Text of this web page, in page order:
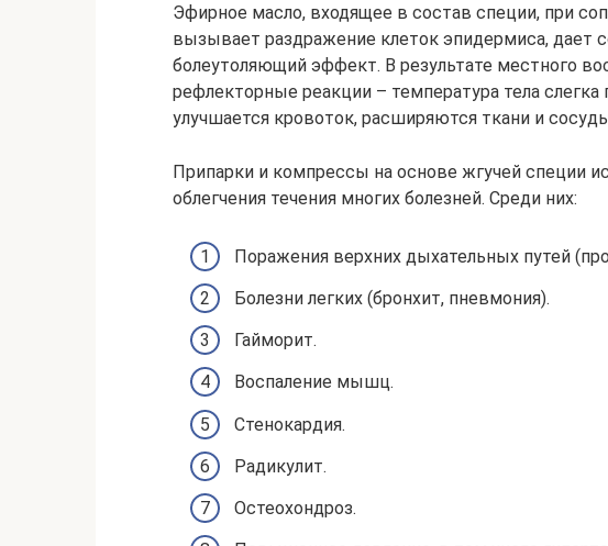
Эфирное масло, входящее в состав специи, при
вызывает раздражение клеток эпидермиса, дает
болеутоляющий эффект. В результате местного
рефлекторные реакции – температура тела
улучшается кровоток, расширяются ткани и
Припарки и компрессы на основе жгучей специи
облегчения течения многих болезней. Среди них:
Поражения верхних дыхательных путей
Болезни легких (бронхит, пневмония).
Гайморит.
Воспаление мышц.
Стенокардия.
Радикулит.
Остеохондроз.